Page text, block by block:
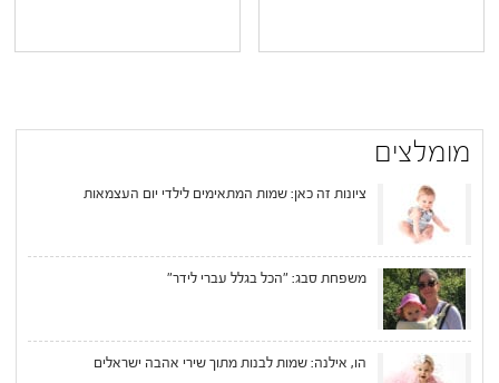
מומלצים
ציונות זה כאן: שמות המתאימים לילדי יום העצמאות
משפחת סבג: "הכל בגלל עברי לידר"
הו, אילנה: שמות לבנות מתוך שירי אהבה ישראלים